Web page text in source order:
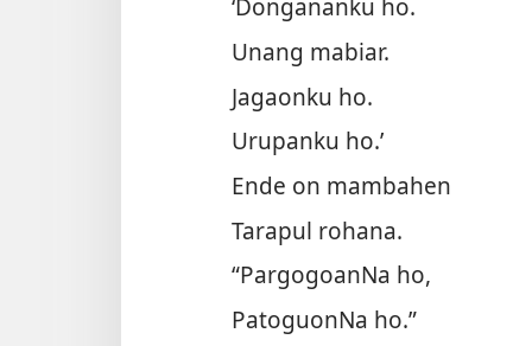
‘Dongananku ho.
Unang mabiar.
Jagaonku ho.
Urupanku ho.’
Ende on mambahen
Tarapul rohana.
“PargogoanNa ho,
PatoguonNa ho.”